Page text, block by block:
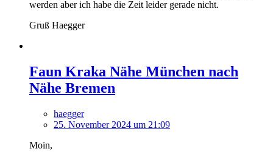
werden aber ich habe die Zeit leider gerade nicht.
Gruß Haegger
Faun Kraka Nähe München nach
Nähe Bremen
haegger
25. November 2024 um 21:09
Moin,